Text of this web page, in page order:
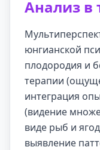
Анализ в
юнгианской
плодородия и
терапии
интеграция
(видение
виде рыб и
выявление